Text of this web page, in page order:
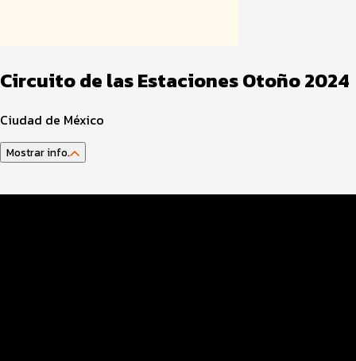
Circuito de las Estaciones Otoño 2024
Ciudad de México
Mostrar info.